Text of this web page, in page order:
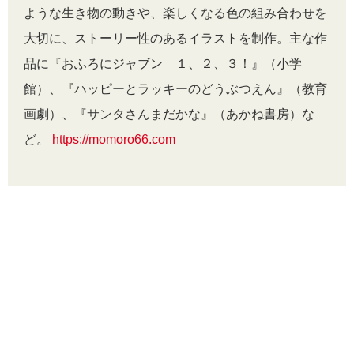
ような生き物の動きや、楽しくなる色の組み合わせを
大切に、ストーリー性のあるイラストを制作。主な作
品に『おふろにジャブン １、２、３！』（小学
館）、『ハッピーとラッキーのどうぶつえん』（教育
画劇）、『サンタさんまだかな』（あかね書房）な
ど。
https://momoro66.com